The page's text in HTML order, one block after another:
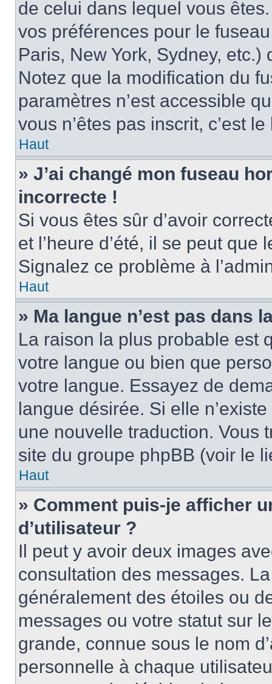
de celui dans lequel vous
vos préférences pour le
Paris, New York, Sydney, etc.)
Notez que la modification du
paramètres n’est accessible
vous n’êtes pas inscrit, c’est
Haut
» J’ai changé mon fuseau
incorrecte !
Si vous êtes sûr d’avoir
et l’heure d’été, il se peut que
Signalez ce problème à
Haut
» Ma langue n’est pas dans
La raison la plus probable est
votre langue ou bien que
votre langue. Essayez de
langue désirée. Si elle
une nouvelle traduction. Vous
site du groupe phpBB (voir le
Haut
» Comment puis-je afficher
d’utilisateur ?
Il peut y avoir deux images
consultation des messages.
généralement des étoiles ou
messages ou votre statut sur
grande, connue sous le nom
personnelle à chaque